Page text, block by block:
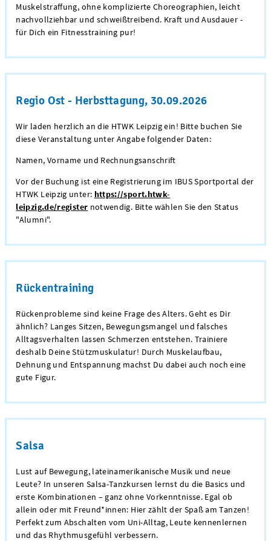
Muskelstraffung, ohne komplizierte Choreographien, leicht
nachvollziehbar und schweißtreibend. Kraft und Ausdauer -
für Dich ein Fitnesstraining pur!
Regio Ost - Herbsttagung, 30.09.2026
Wir laden herzlich an die HTWK Leipzig ein! Bitte buchen Sie
diese Veranstaltung unter Angabe folgender Daten:
Namen, Vorname und Rechnungsanschrift
Vor der Buchung ist eine Registrierung im IBUS Sportportal der
HTWK Leipzig unter: https://sport.htwk-
leipzig.de/register notwendig. Bitte wählen Sie den Status
"Alumni".
Rückentraining
Rückenprobleme sind keine Frage des Alters. Geht es Dir
ähnlich? Langes Sitzen, Bewegungsmangel und falsches
Alltagsverhalten lassen Schmerzen entstehen. Trainiere
deshalb Deine Stützmuskulatur! Durch Muskelaufbau,
Dehnung und Entspannung machst Du dabei auch noch eine
gute Figur.
Salsa
Lust auf Bewegung, lateinamerikanische Musik und neue
Leute? In unseren Salsa-Tanzkursen lernst du die Basics und
erste Kombinationen – ganz ohne Vorkenntnisse. Egal ob
allein oder mit Freund*innen: Hier zählt der Spaß am Tanzen!
Perfekt zum Abschalten vom Uni-Alltag, Leute kennenlernen
und das Rhythmusgefühl verbessern.